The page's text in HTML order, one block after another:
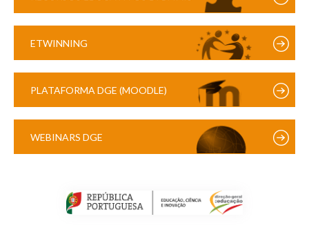
ETWINNING
PLATAFORMA DGE (MOODLE)
WEBINARS DGE